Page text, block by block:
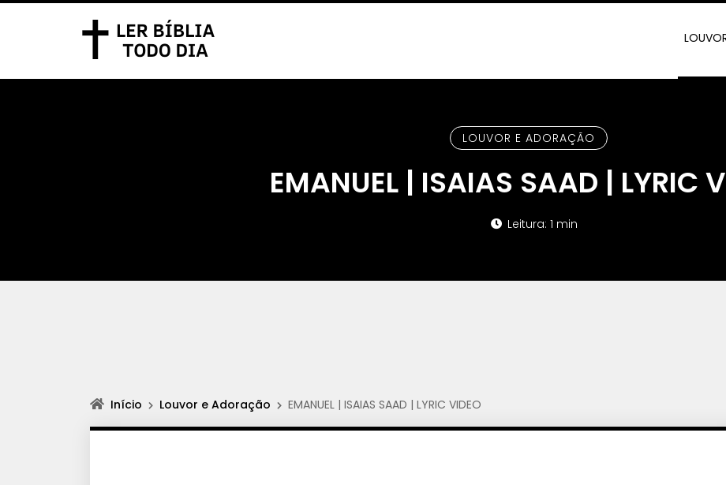
LOUVOR E ADORAÇÃO
EMANUEL | ISAIAS SAAD | LYRIC
Leitura: 1 min
Início Louvor e Adoração EMANUEL | ISAIAS SAAD | LYRIC VIDEO